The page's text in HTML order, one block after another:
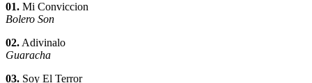
01. Mi Conviccion
Bolero Son
02.Adivinalo
Guaracha
03. Soy El Terror